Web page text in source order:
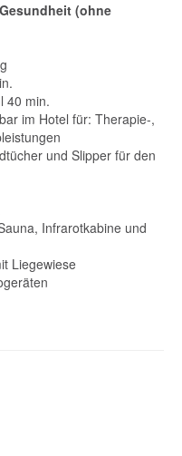
(ohne
40 min.
im Hotel für: Therapie-,
und Slipper für den
Infrarotkabine und
Liegewiese